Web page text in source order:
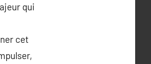
qui
cet